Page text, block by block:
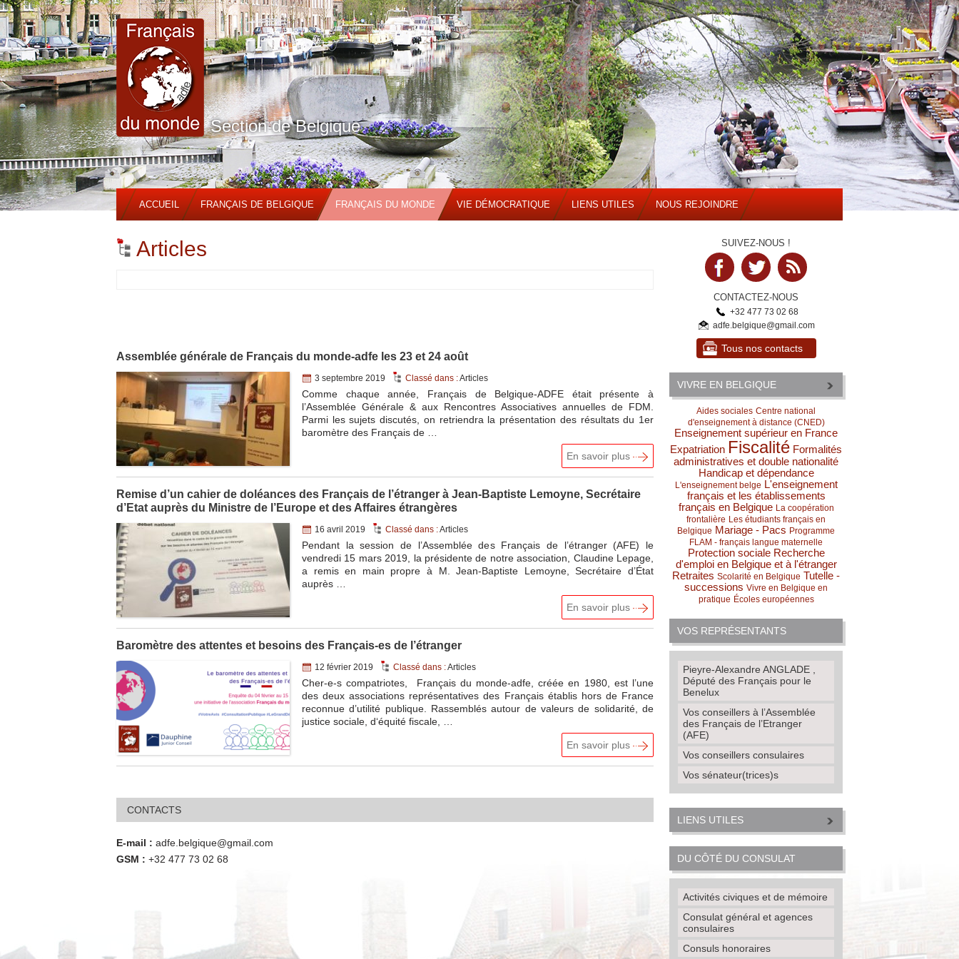
Section de Belgique
ACCUEIL FRANÇAIS DE BELGIQUE FRANÇAIS DU MONDE VIE DÉMOCRATIQUE LIENS UTILES NOUS REJOINDRE
Articles
Assemblée générale de Français du monde-adfe les 23 et 24 août
3 septembre 2019 Classé dans :Articles
Comme chaque année, Français de Belgique-ADFE était présente à
l’Assemblée Générale & aux Rencontres Associatives annuelles de FDM.
Parmi les sujets discutés, on retriendra la présentation des résultats du 1er
baromètre des Français de …
En savoir plus
Remise d’un cahier de doléances des Français de l’étranger à Jean-Baptiste Lemoyne, Secrétaire
d’Etat auprès du Ministre de l’Europe et des Affaires étrangères
16 avril 2019 Classé dans :Articles
Pendant la session de l’Assemblée des Français de l’étranger (AFE) le
vendredi 15 mars 2019, la présidente de notre association, Claudine Lepage,
a remis en main propre à M. Jean-Baptiste Lemoyne, Secrétaire d’État
auprès …
En savoir plus
Baromètre des attentes et besoins des Français-es de l’étranger
12 février 2019 Classé dans :Articles
Cher-e-s compatriotes, Français du monde-adfe, créée en 1980, est l’une
des deux associations représentatives des Français établis hors de France
reconnue d’utilité publique. Rassemblés autour de valeurs de solidarité, de
justice sociale, d‘équité fiscale, …
En savoir plus
CONTACTS
E-mail : adfe.belgique@gmail.com
GSM : +32 477 73 02 68
SUIVEZ-NOUS !
CONTACTEZ-NOUS
+32 477 73 02 68
adfe.belgique@gmail.com
Tous nos contacts
VIVRE EN BELGIQUE
Aides sociales Centre national
d'enseignement à distance (CNED)
Enseignement supérieur en France
Expatriation Fiscalité Formalités
administratives et double nationalité
Handicap et dépendance
L'enseignement belge L'enseignement
français et les établissements
français en Belgique La coopération
frontalière Les étudiants français en
Belgique Mariage - Pacs Programme
FLAM - français langue maternelle
Protection sociale Recherche
d'emploi en Belgique et à l'étranger
Retraites Scolarité en Belgique Tutelle -
successions Vivre en Belgique en
pratique Écoles européennes
VOS REPRÉSENTANTS
Pieyre-Alexandre ANGLADE ,
Député des Français pour le
Benelux
Vos conseillers à l’Assemblée
des Français de l’Etranger
(AFE)
Vos conseillers consulaires
Vos sénateur(trices)s
LIENS UTILES
DU CÔTÉ DU CONSULAT
Activités civiques et de mémoire
Consulat général et agences
consulaires
Consuls honoraires